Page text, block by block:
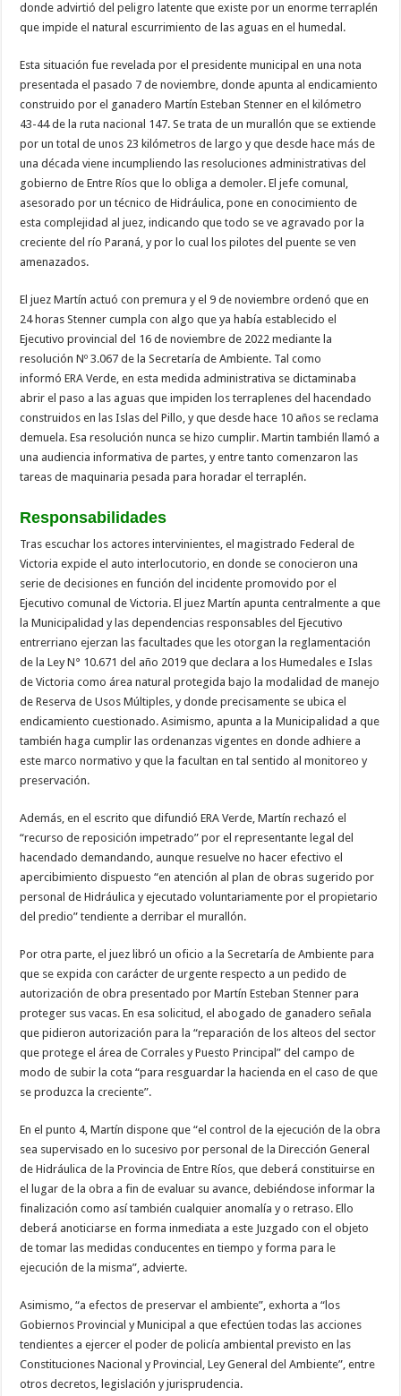
donde advirtió del peligro latente que existe por un enorme terraplén
que impide el natural escurrimiento de las aguas en el humedal.
Esta situación fue revelada por el presidente municipal en una nota
presentada el pasado 7 de noviembre, donde apunta al endicamiento
construido por el ganadero Martín Esteban Stenner en el kilómetro
43-44 de la ruta nacional 147. Se trata de un murallón que se extiende
por un total de unos 23 kilómetros de largo y que desde hace más de
una década viene incumpliendo las resoluciones administrativas del
gobierno de Entre Ríos que lo obliga a demoler. El jefe comunal,
asesorado por un técnico de Hidráulica, pone en conocimiento de
esta complejidad al juez, indicando que todo se ve agravado por la
creciente del río Paraná, y por lo cual los pilotes del puente se ven
amenazados.
El juez Martín actuó con premura y el 9 de noviembre ordenó que en
24 horas Stenner cumpla con algo que ya había establecido el
Ejecutivo provincial del 16 de noviembre de 2022 mediante la
resolución Nº 3.067 de la Secretaría de Ambiente. Tal como
informó ERA Verde, en esta medida administrativa se dictaminaba
abrir el paso a las aguas que impiden los terraplenes del hacendado
construidos en las Islas del Pillo, y que desde hace 10 años se reclama
demuela. Esa resolución nunca se hizo cumplir. Martin también llamó a
una audiencia informativa de partes, y entre tanto comenzaron las
tareas de maquinaria pesada para horadar el terraplén.
Responsabilidades
Tras escuchar los actores intervinientes, el magistrado Federal de
Victoria expide el auto interlocutorio, en donde se conocieron una
serie de decisiones en función del incidente promovido por el
Ejecutivo comunal de Victoria. El juez Martín apunta centralmente a que
la Municipalidad y las dependencias responsables del Ejecutivo
entrerriano ejerzan las facultades que les otorgan la reglamentación
de la Ley N° 10.671 del año 2019 que declara a los Humedales e Islas
de Victoria como área natural protegida bajo la modalidad de manejo
de Reserva de Usos Múltiples, y donde precisamente se ubica el
endicamiento cuestionado. Asimismo, apunta a la Municipalidad a que
también haga cumplir las ordenanzas vigentes en donde adhiere a
este marco normativo y que la facultan en tal sentido al monitoreo y
preservación.
Además, en el escrito que difundió ERA Verde, Martín rechazó el
“recurso de reposición impetrado” por el representante legal del
hacendado demandando, aunque resuelve no hacer efectivo el
apercibimiento dispuesto “en atención al plan de obras sugerido por
personal de Hidráulica y ejecutado voluntariamente por el propietario
del predio” tendiente a derribar el murallón.
Por otra parte, el juez libró un oficio a la Secretaría de Ambiente para
que se expida con carácter de urgente respecto a un pedido de
autorización de obra presentado por Martín Esteban Stenner para
proteger sus vacas. En esa solicitud, el abogado de ganadero señala
que pidieron autorización para la “reparación de los alteos del sector
que protege el área de Corrales y Puesto Principal” del campo de
modo de subir la cota “para resguardar la hacienda en el caso de que
se produzca la creciente”.
En el punto 4, Martín dispone que “el control de la ejecución de la obra
sea supervisado en lo sucesivo por personal de la Dirección General
de Hidráulica de la Provincia de Entre Ríos, que deberá constituirse en
el lugar de la obra a fin de evaluar su avance, debiéndose informar la
finalización como así también cualquier anomalía y o retraso. Ello
deberá anoticiarse en forma inmediata a este Juzgado con el objeto
de tomar las medidas conducentes en tiempo y forma para le
ejecución de la misma”, advierte.
Asimismo, “a efectos de preservar el ambiente”, exhorta a “los
Gobiernos Provincial y Municipal a que efectúen todas las acciones
tendientes a ejercer el poder de policía ambiental previsto en las
Constituciones Nacional y Provincial, Ley General del Ambiente”, entre
otros decretos, legislación y jurisprudencia.